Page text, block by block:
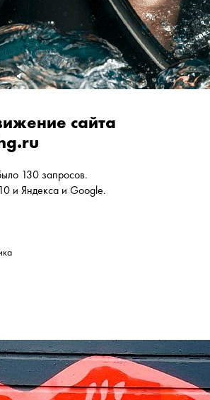
сайта
130 запросов.
и Яндекса и Google.